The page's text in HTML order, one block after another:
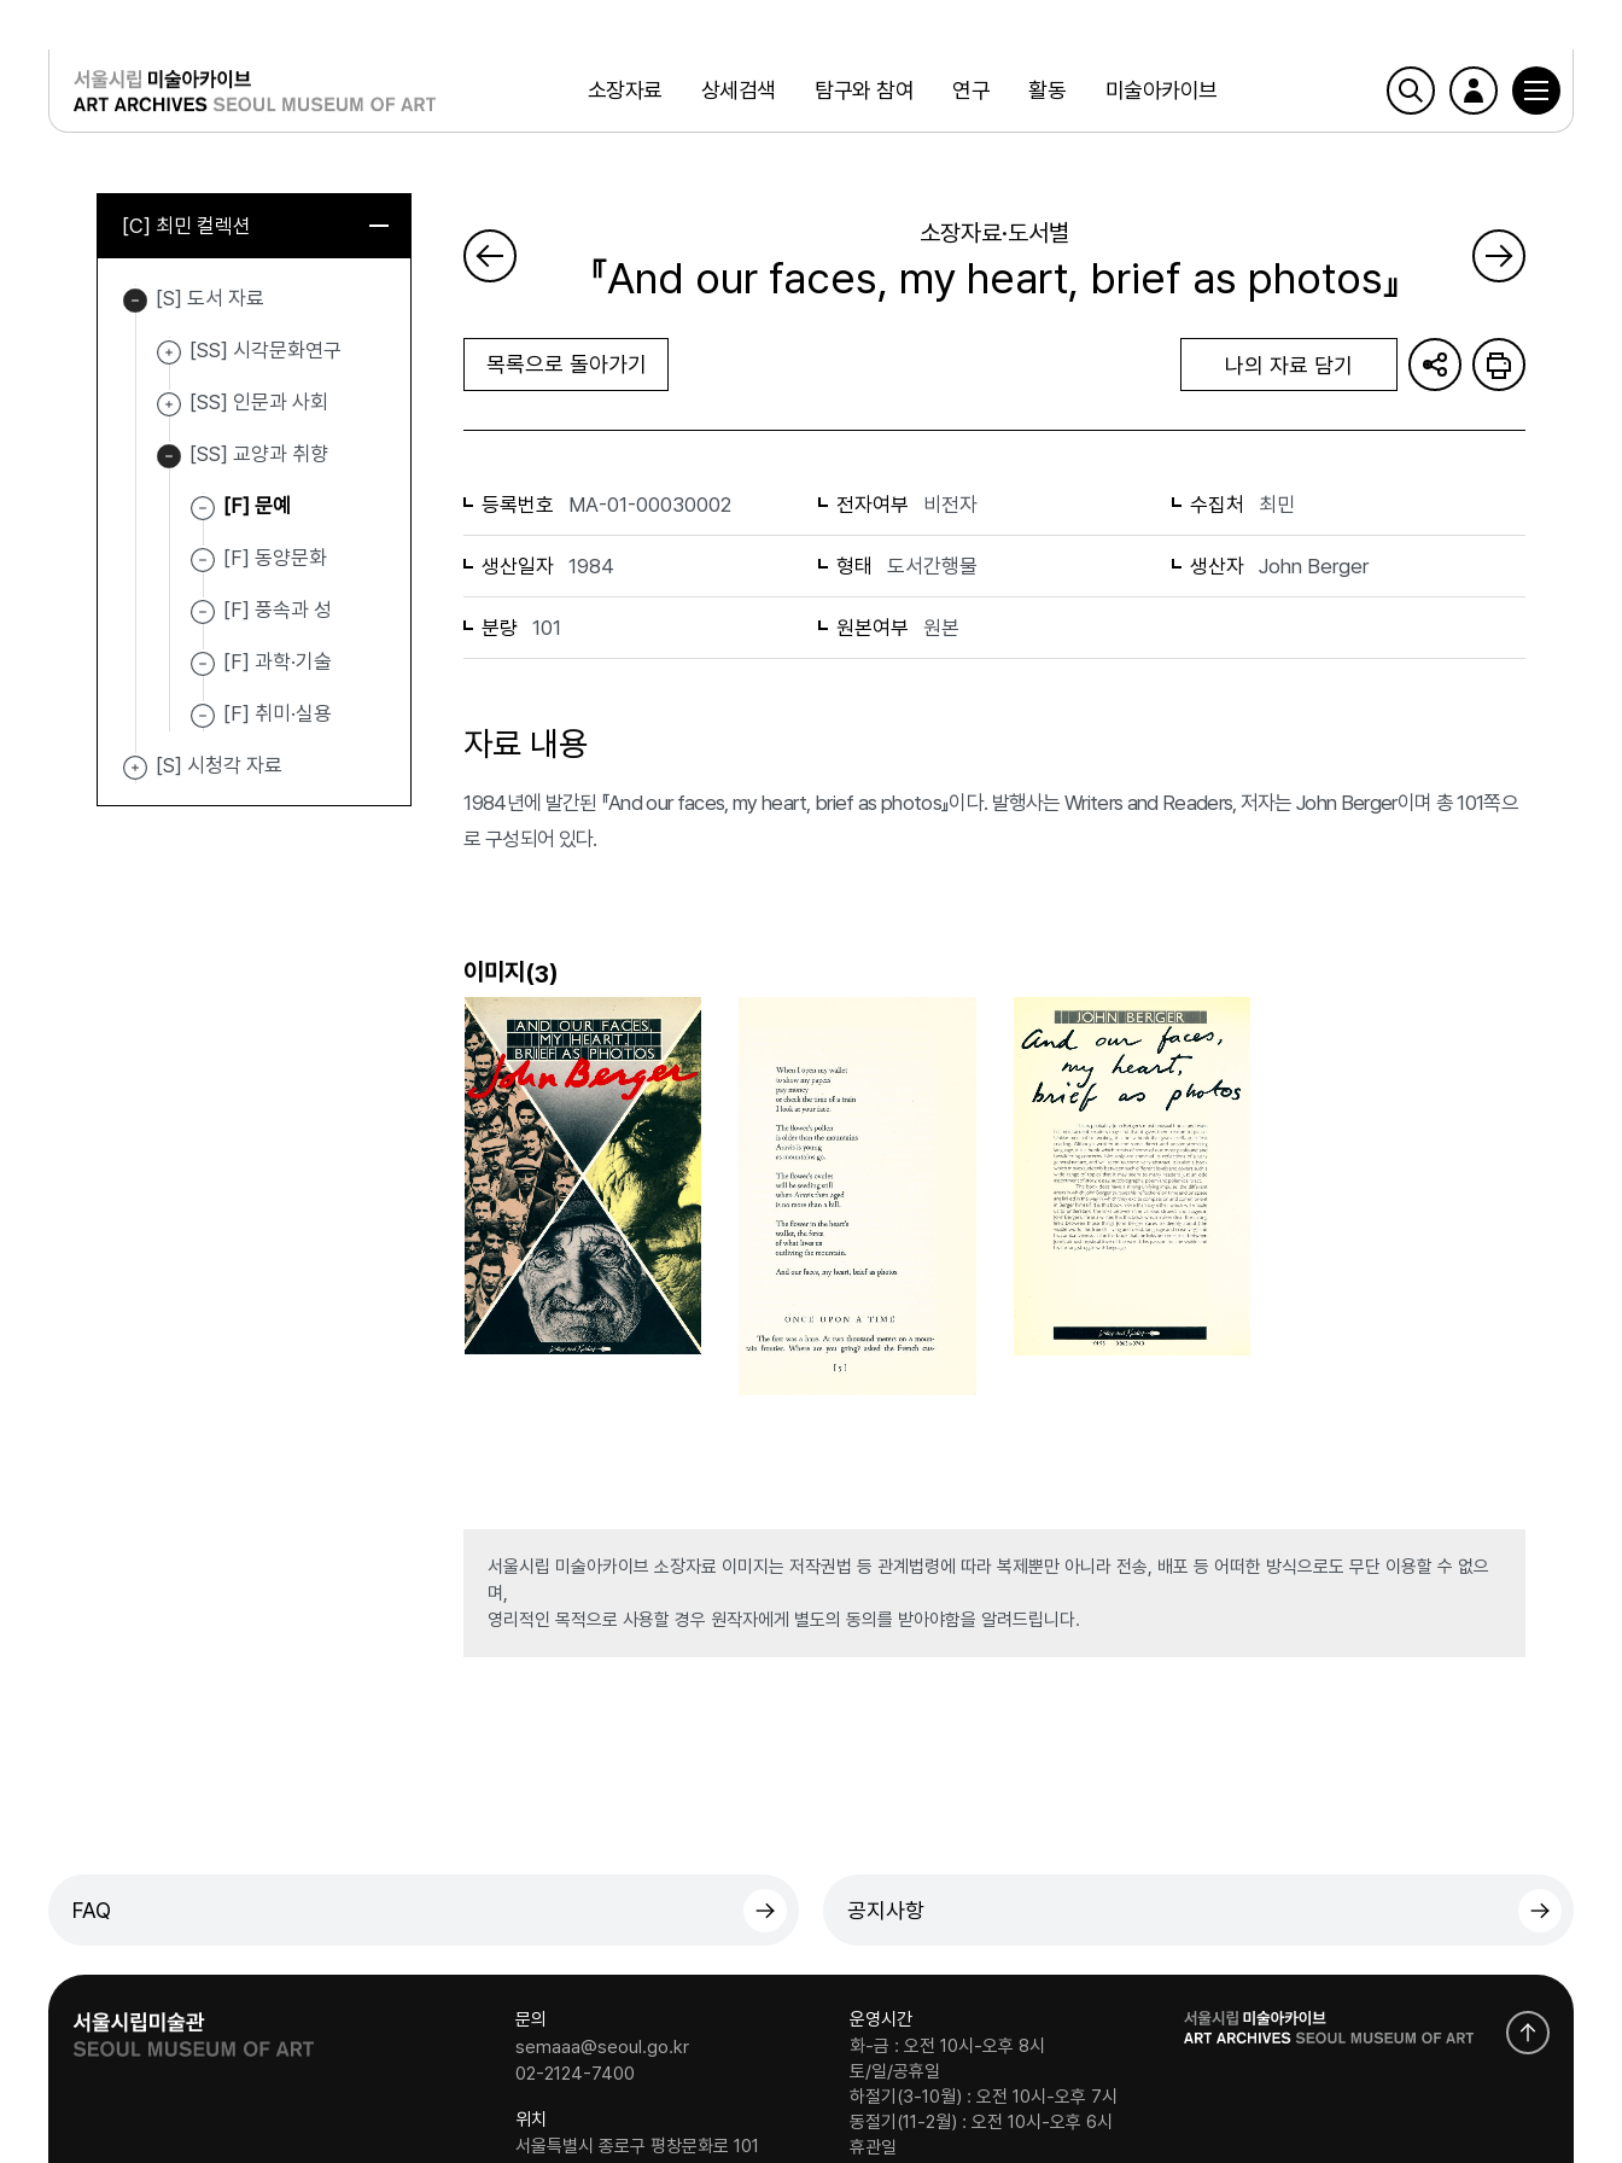
소장자료 상세검색 탐구와 참여 연구 활동 미술아카이브
검색
로그인
[C] 최민 컬렉션
[S] 도서 자료
[SS] 시각문화연구
[SS] 인문과 사회
[SS] 교양과 취향
[F] 문예
[F] 동양문화
[F] 풍속과 성
[F] 과학·기술
[F] 취미·실용
[S] 시청각 자료
소장자료·도서별
『And our faces, my heart, brief as photos』
목록으로 돌아가기 나의 자료 담기
등록번호 MA-01-00030002 전자여부 비전자 수집처 최민
생산일자 1984 형태 도서간행물 생산자 John Berger
분량 101 원본여부 원본
자료 내용
1984년에 발간된 『And our faces, my heart, brief as photos』이다. 발행사는 Writers and Readers, 저자는 John Berger이며 총 101쪽으
로 구성되어 있다.
이미지(3)
서울시립 미술아카이브 소장자료 이미지는 저작권법 등 관계법령에 따라 복제뿐만 아니라 전송, 배포 등 어떠한 방식으로도 무단 이용할 수 없으
며,
영리적인 목적으로 사용할 경우 원작자에게 별도의 동의를 받아야함을 알려드립니다.
FAQ 공지사항
문의
semaaa@seoul.go.kr
02-2124-7400
위치
서울특별시 종로구 평창문화로 101
운영시간
화-금 : 오전 10시-오후 8시
토/일/공휴일
하절기(3-10월) : 오전 10시-오후 7시
동절기(11-2월) : 오전 10시-오후 6시
휴관일
로
고